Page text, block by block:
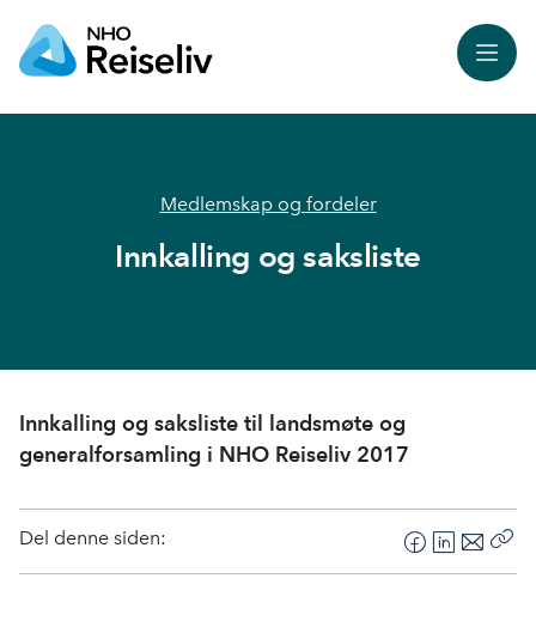
Meny
Medlemskap og fordeler
Innkalling og saksliste
Innkalling og saksliste til landsmøte og
generalforsamling i NHO Reiseliv 2017
Del denne siden:
F
a
L
i
E
-